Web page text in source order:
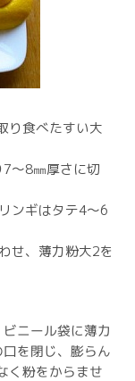
り食べたすい大
～8㎜厚さに切
ンギはタテ4～6
せ、薄力粉大2を
ニール袋に薄力
を閉じ、膨らん
く粉をからませ